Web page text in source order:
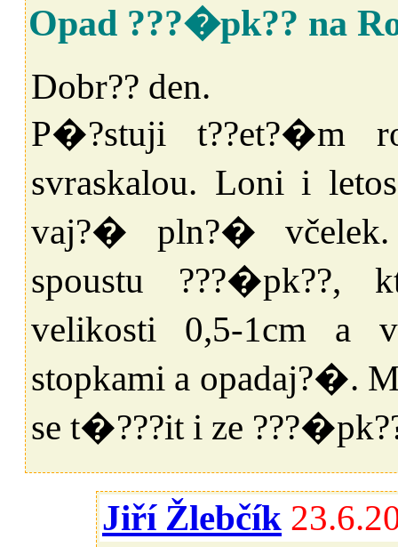
Opad ???�pk?? na
Dobr?? den.
P�?stuji t??et?�m
svraskalou. Loni i
vaj?� pln?�
spoustu ???�pk??,
velikosti 0,5-1cm a
stopkami a opadaj?�.
se t�???it i ze
Jiří Žlebčík